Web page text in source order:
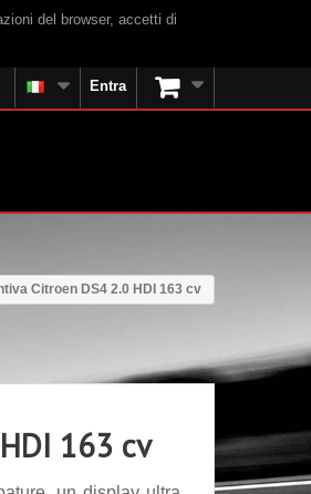
del browser, accetti di
Entra
Citroen DS4 2.0 HDI 163 cv
163 cv